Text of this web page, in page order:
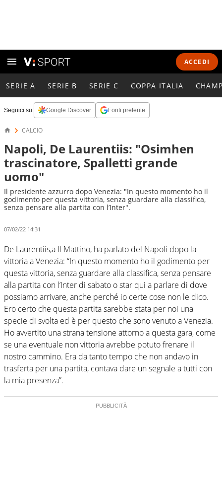
ACCEDI
SERIE A SERIE B SERIE C COPPA ITALIA
Seguici su: Google Discover Fonti preferite
CALCIO
Napoli, De Laurentiis: "Osimhen
trascinatore, Spalletti grande
uomo"
Il presidente azzurro dopo Venezia: "In questo momento ho il
godimento per questa vittoria, senza guardare alla classifica,
senza pensare alla partita con l’Inter".
07/02/22 14:31
De Laurentiis,a Il Mattino, ha parlato del Napoli dopo la
vittoria a Venezia: “In questo momento ho il godimento per
questa vittoria, senza guardare alla classifica, senza pensare
alla partita con l’Inter di sabato o star qui a parlare di dove
possiamo arrivare, anche perché io certe cose non le dico.
Ero certo che questa partita sarebbe stata per noi una
specie di svolta ed è per questo che sono venuto a Venezia.
Ho avvertito una strana tensione attorno a questa gara, come
se una eventuale non vittoria avrebbe potuto frenare il
nostro cammino. Era da tanto tempo che non andavo in
trasferta per una partita, contava dare un segnale a tutti con
la mia presenza”.